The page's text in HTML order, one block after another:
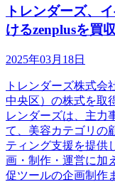
トレンダーズ、
けるzenplusを買
2025年03月18日
トレンダーズ株式会
中央区）の株式を取
レンダーズは、主力
て、美容カテゴリの
ティング支援を提供
画・制作・運営に加
促ツールの企画制作